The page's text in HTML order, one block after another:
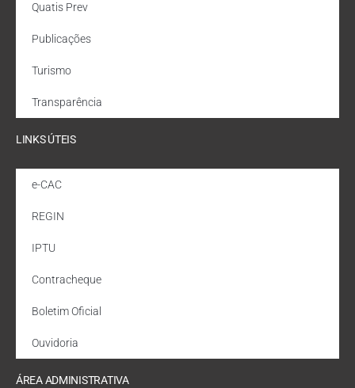
Quatis Prev
Publicações
Turismo
Transparência
LINKS ÚTEIS
e-CAC
REGIN
IPTU
Contracheque
Boletim Oficial
Ouvidoria
ÁREA ADMINISTRATIVA